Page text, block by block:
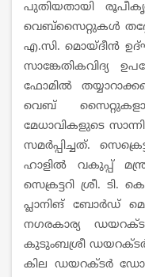
പുതിയതായി
വെബ്സൈറ്റുകള്‍
എ.സി. മൊയ്ദീന്‍
സാങ്കേതികവിദ്യ
ഫോമിൽ
വെബ്
മേധാവികളുടെ
സമർപ്പിച്ചത്.
ഹാളില്‍ വകുപ്പ്
സെക്രട്ടറി ശ്രീ.
പ്ലാനിങ് ബോർഡ്
നഗരകാര്യ
കുടുംബശ്രീ
കില ഡയറക്ടര്‍